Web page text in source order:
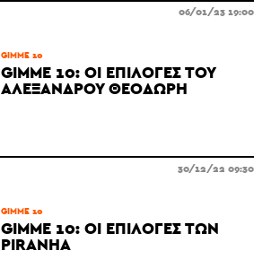
06/01/23 19:00
GIMME 10
GIMME 10: ΟΙ ΕΠΙΛΟΓΈΣ ΤΟΥ
ΑΛΈΞΑΝΔΡΟΥ ΘΕΟΔΩΡΉ
30/12/22 09:30
GIMME 10
GIMME 10: ΟΙ ΕΠΙΛΟΓΈΣ ΤΩΝ
PIRANHA